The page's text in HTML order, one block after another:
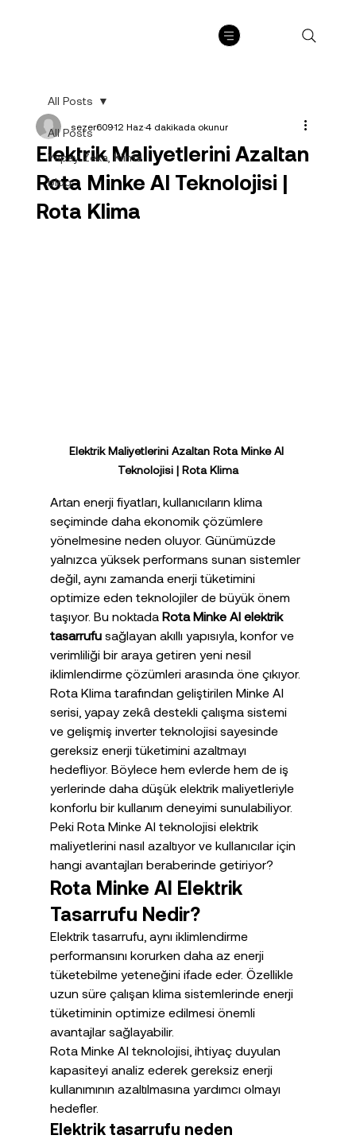
All Posts
Yapay Zeka, Klima
blog
All Posts
Elektrik Maliyetlerini Azaltan
Rota Minke AI Teknolojisi |
Rota Klima
sezer60912 Haz4 dakikada okunur
Elektrik Maliyetlerini Azaltan Rota Minke AI
Teknolojisi | Rota Klima
Artan enerji fiyatları, kullanıcıların klima
seçiminde daha ekonomik çözümlere
yönelmesine neden oluyor. Günümüzde
yalnızca yüksek performans sunan sistemler
değil, aynı zamanda enerji tüketimini
optimize eden teknolojiler de büyük önem
taşıyor. Bu noktada Rota Minke AI elektrik
tasarrufu sağlayan akıllı yapısıyla, konfor ve
verimliliği bir araya getiren yeni nesil
iklimlendirme çözümleri arasında öne çıkıyor.
Rota Klima tarafından geliştirilen Minke AI
serisi, yapay zekâ destekli çalışma sistemi
ve gelişmiş inverter teknolojisi sayesinde
gereksiz enerji tüketimini azaltmayı
hedefliyor. Böylece hem evlerde hem de iş
yerlerinde daha düşük elektrik maliyetleriyle
konforlu bir kullanım deneyimi sunulabiliyor.
Peki Rota Minke AI teknolojisi elektrik
maliyetlerini nasıl azaltıyor ve kullanıcılar için
hangi avantajları beraberinde getiriyor?
Rota Minke AI Elektrik
Tasarrufu Nedir?
Elektrik tasarrufu, aynı iklimlendirme
performansını korurken daha az enerji
tüketebilme yeteneğini ifade eder. Özellikle
uzun süre çalışan klima sistemlerinde enerji
tüketiminin optimize edilmesi önemli
avantajlar sağlayabilir.
Rota Minke AI teknolojisi, ihtiyaç duyulan
kapasiteyi analiz ederek gereksiz enerji
kullanımının azaltılmasına yardımcı olmayı
hedefler.
Elektrik tasarrufu neden